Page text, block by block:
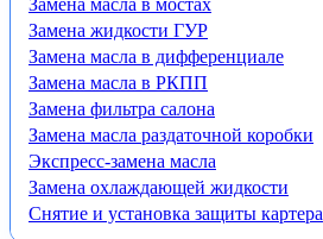
Замена масла в мостах
Замена жидкости ГУР
Замена масла в дифференциале
Замена масла в РКПП
Замена фильтра салона
Замена масла раздаточной коробки
Экспресс-замена масла
Замена охлаждающей жидкости
Снятие и установка защиты картера